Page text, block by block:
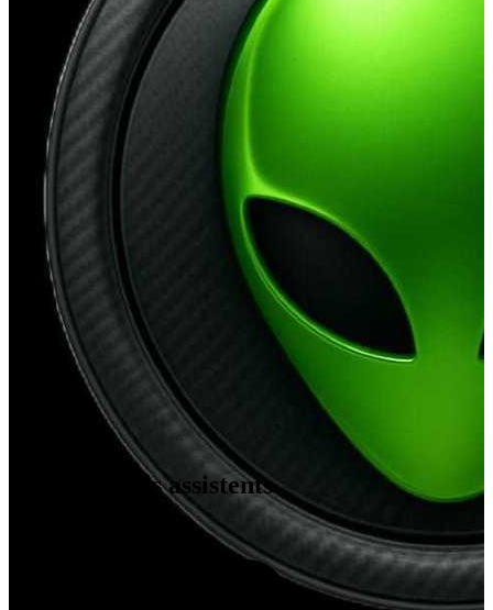
PERREO DAÑA HOGARES
MARCIANO
Medellín ,
Opinions dels assistents